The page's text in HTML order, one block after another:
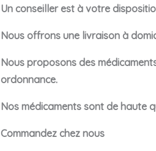
Un conseiller est à votre
Nous offrons une livraison à
Nous proposons des
ordonnance.
Nos médicaments sont de haute
Commandez chez nous